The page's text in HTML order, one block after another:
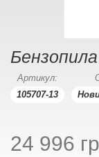
Артикул:
105707-13
24 996